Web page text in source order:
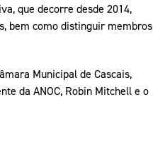
que decorre desde 2014,
bem como distinguir membros
Municipal de Cascais,
da ANOC, Robin Mitchell e o